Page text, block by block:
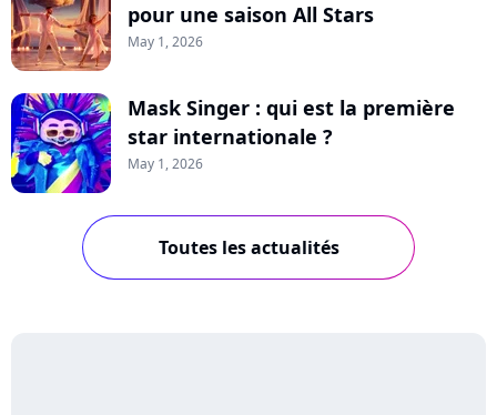
pour une saison All Stars
May 1, 2026
Mask Singer : qui est la première
star internationale ?
May 1, 2026
Toutes les actualités